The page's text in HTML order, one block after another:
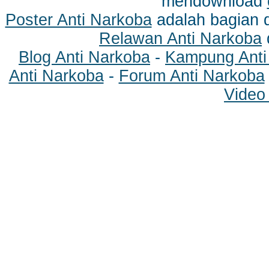
Poster Anti Narkobaadalah bagian
Relawan Anti Narkoba
Blog Anti Narkoba - Kampung
Anti Narkoba- Forum Anti Narkoba